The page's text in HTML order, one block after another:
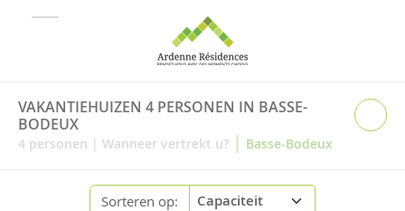
VAKANTIEHUIZEN 4 PERSONEN IN BASSE-
BODEUX
4 personen | Wanneer vertrekt u? | Basse-Bodeux
Sorteren op: